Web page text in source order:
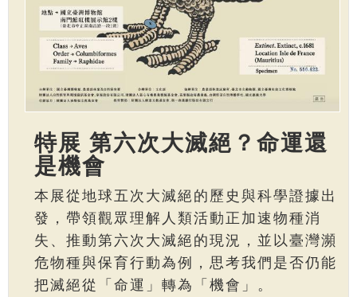
特展 第六次大滅絕？命運還
是機會
本展從地球五次大滅絕的歷史與科學證據出
發，帶領觀眾理解人類活動正加速物種消
失、推動第六次大滅絕的現況，並以臺灣瀕
危物種與保育行動為例，思考我們是否仍能
把滅絕從「命運」轉為「機會」。